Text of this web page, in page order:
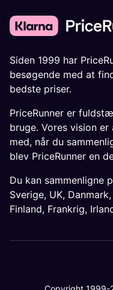
Siden 1999 har
besøgende med at
bedste priser.
PriceRunner er
bruge. Vores vision
med, når du
blev PriceRunner en
Du kan sammenligne
Sverige, UK, Danmark,
Finland, Frankrig,